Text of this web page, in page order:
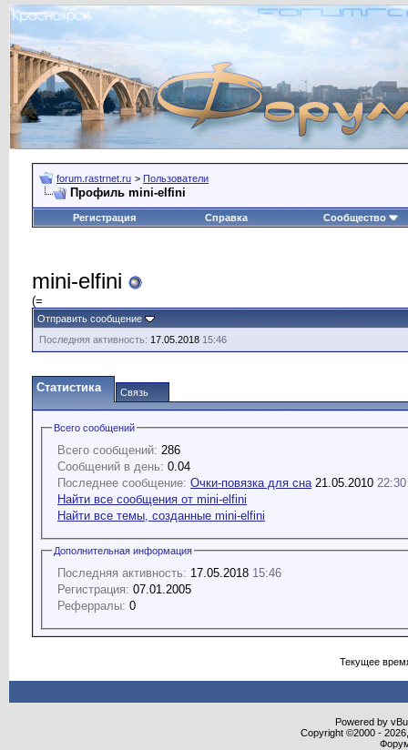
forum.rastrnet.ru > Пользователи
Профиль mini-elfini
Регистрация Справка Сообщество
mini-elfini
(=
Отправить сообщение
Последняя активность: 17.05.2018 15:46
Статистика Связь
Всего сообщений
Всего сообщений: 286
Сообщений в день: 0.04
Последнее сообщение: Очки-повязка для сна 21.05.2010 22:30
Найти все сообщения от mini-elfini
Найти все темы, созданные mini-elfini
Дополнительная информация
Последняя активность: 17.05.2018 15:46
Регистрация: 07.01.2005
Реферралы: 0
Текущее
Powered by
Copyright ©2000 -